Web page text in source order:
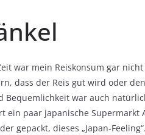
war mein Reiskonsum gar
dass der Reis gut wird oder
Bequemlichkeit war auch
ein paar japanische Supermarkt
gepackt, dieses „Japan-Feeling“.